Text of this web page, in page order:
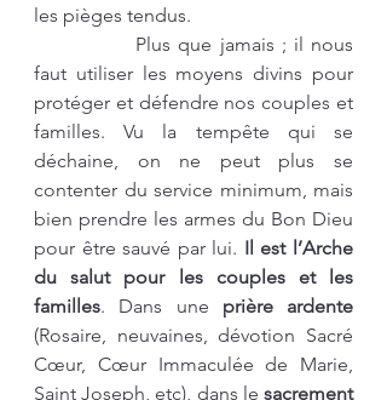
les pièges tendus.
faut utiliser les moyens divins pour
protéger et défendre nos couples et
familles. Vu la tempête qui se
déchaine, on ne peut plus se
contenter du service minimum, mais
bien prendre les armes du Bon Dieu
pour être sauvé par lui. Il est l’Arche
du salut pour les couples et les
familles. Dans une prière ardente
(Rosaire, neuvaines, dévotion Sacré
Cœur, Cœur Immaculée de Marie,
Saint Joseph, etc), dans le sacrement